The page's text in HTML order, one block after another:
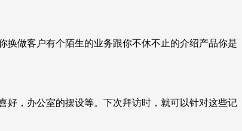
做客户有个陌生的业务跟你不休不止的介绍产品你是
，办公室的摆设等。下次拜访时，就可以针对这些记